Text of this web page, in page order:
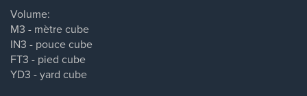
Volume:
M3 - mètre cube
IN3 - pouce cube
FT3 - pied cube
YD3 - yard cube